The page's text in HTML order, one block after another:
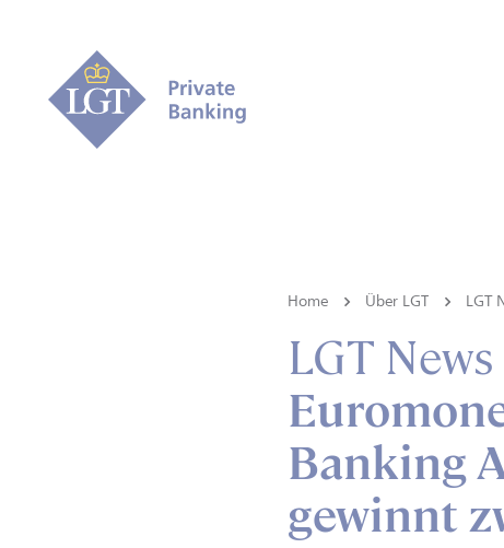
Home Über LGT LGT
LGT News
Banking
gewinnt